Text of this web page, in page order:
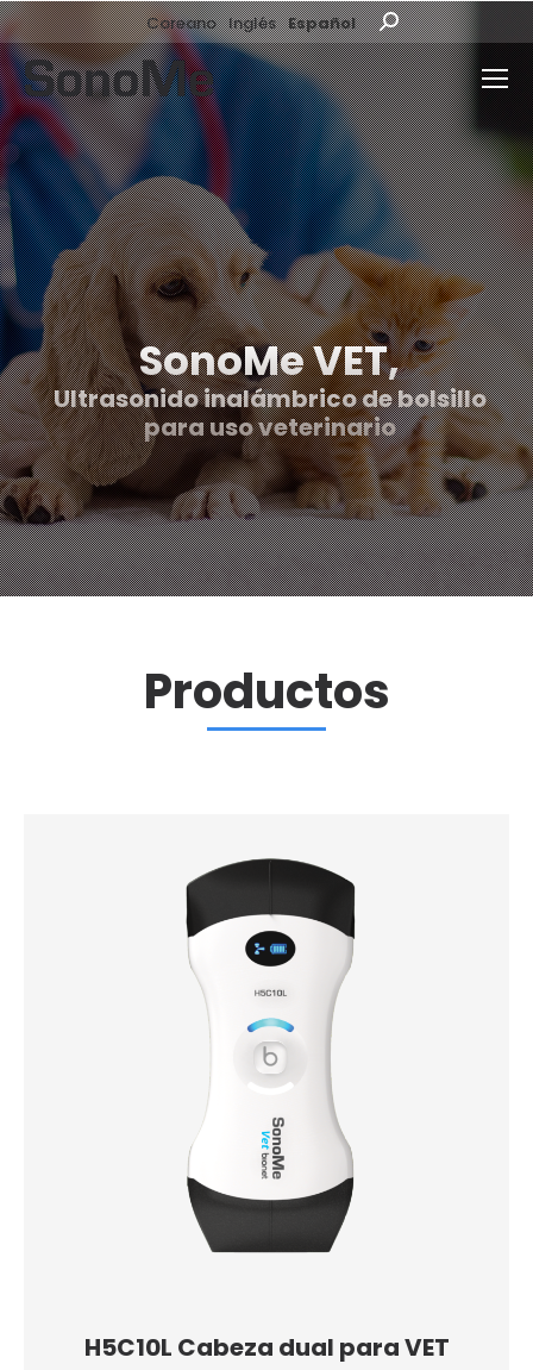
Coreano Inglés Español Buscar:
SonoMe VET,
Ultrasonido inalámbrico de bolsillo
para uso veterinario
Productos
H5C10L Cabeza dual para VET